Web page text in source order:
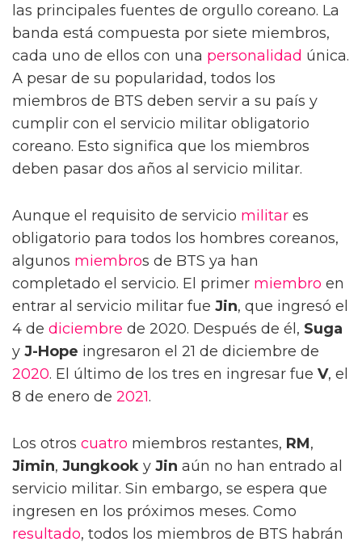
las principales fuentes de orgullo coreano. La
banda está compuesta por siete miembros,
cada uno de ellos con una personalidad única.
A pesar de su popularidad, todos los
miembros de BTS deben servir a su país y
cumplir con el servicio militar obligatorio
coreano. Esto significa que los miembros
deben pasar dos años al servicio militar.
Aunque el requisito de servicio militar es
obligatorio para todos los hombres coreanos,
algunos miembros de BTS ya han
completado el servicio. El primer miembro en
entrar al servicio militar fue Jin, que ingresó el
4 de diciembre de 2020. Después de él, Suga
y J-Hope ingresaron el 21 de diciembre de
2020. El último de los tres en ingresar fue V, el
8 de enero de 2021.
Los otros cuatro miembros restantes, RM,
Jimin, Jungkook y Jin aún no han entrado al
servicio militar. Sin embargo, se espera que
ingresen en los próximos meses. Como
resultado, todos los miembros de BTS habrán